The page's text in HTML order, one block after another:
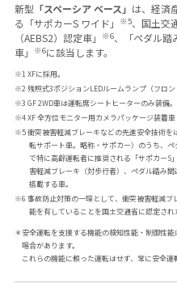
新型 「スペーシア ベース」 は、経済
る「サポカーS ワイド」
※5、国土交
（AEBS2）認定車」
※6、「ペダル踏
車」
※6に該当します。
※1 XFに採用。
※2 残照式3ポジションLEDルームランプ（フロン
※3 GF 2WD車は運転席シートヒーターのみ装備。
※4 XF 全方位モニター用カメラパッケージ装着車
※5 衝突被害軽減ブレーキなどの先進安全技術
転サポート車。略称・サポカー）のうち、
で特に高齢運転者に推奨される「サポカーS
害軽減ブレーキ（対歩行者）、ペダル踏み
搭載する車。
※6 事故防止対策の一環として、衝突被害軽減
能を有していることを国土交通省に認定され
＊安全運転を支援する機能の検知性能・制御性
場合があります。
これらの機能に頼った運転はせず、常に安全運